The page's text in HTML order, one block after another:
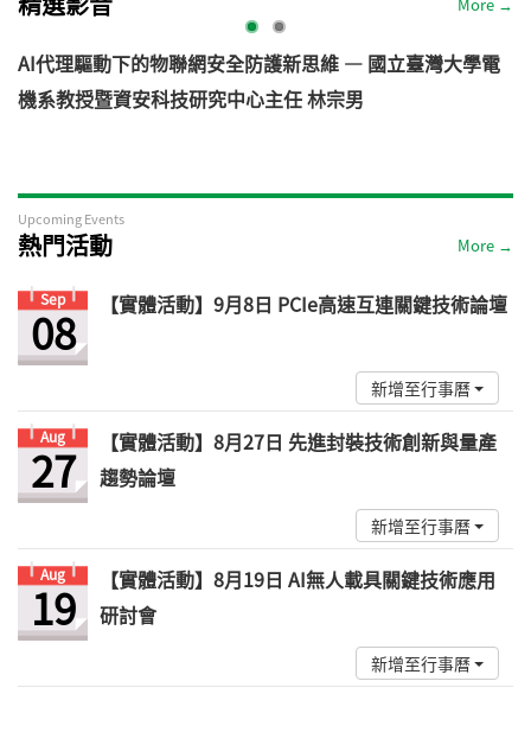
AI代理驅動下的物聯網安全防護新思維 — 國立臺灣大學電
機系教授暨資安科技研究中心主任 林宗男
Upcoming Events
熱門活動 More →
Sep
08 【實體活動】9月8日 PCIe高速互連關鍵技術論壇
新增至行事曆
Aug
27
【實體活動】8月27日 先進封裝技術創新與量產
趨勢論壇
新增至行事曆
Aug
19
【實體活動】8月19日 AI無人載具關鍵技術應用
研討會
新增至行事曆